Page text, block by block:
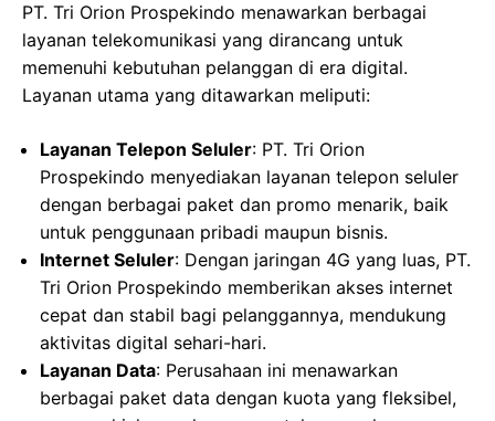
PT. Tri Orion Prospekindo menawarkan berbagai
layanan telekomunikasi yang dirancang untuk
memenuhi kebutuhan pelanggan di era digital.
Layanan utama yang ditawarkan meliputi:
Layanan Telepon Seluler: PT. Tri Orion
Prospekindo menyediakan layanan telepon seluler
dengan berbagai paket dan promo menarik, baik
untuk penggunaan pribadi maupun bisnis.
Internet Seluler: Dengan jaringan 4G yang luas, PT.
Tri Orion Prospekindo memberikan akses internet
cepat dan stabil bagi pelanggannya, mendukung
aktivitas digital sehari-hari.
Layanan Data: Perusahaan ini menawarkan
berbagai paket data dengan kuota yang fleksibel,